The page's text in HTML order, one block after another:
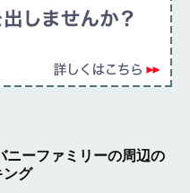
ニーファミリーの周辺の
ング